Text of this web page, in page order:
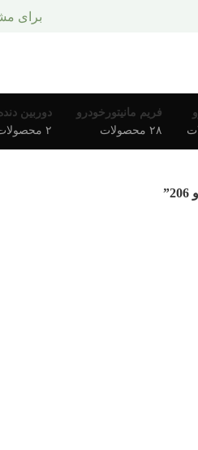
فریم مانیتورخودرو
۲۸ محصولات
دوربین
۲ محصولات
برای